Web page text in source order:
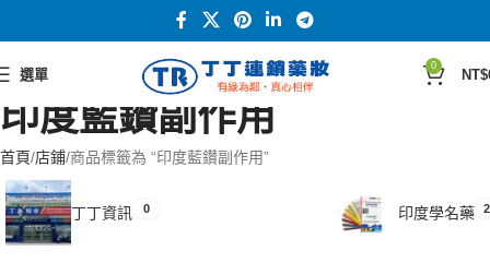
選單
0
NT$
印度藍鑽副作用
首頁 店鋪 商品標籤為 “印度藍鑽副作用”
丁丁資訊 0 印度學名藥